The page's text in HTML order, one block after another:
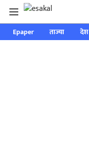
Epaper ताज्या देश